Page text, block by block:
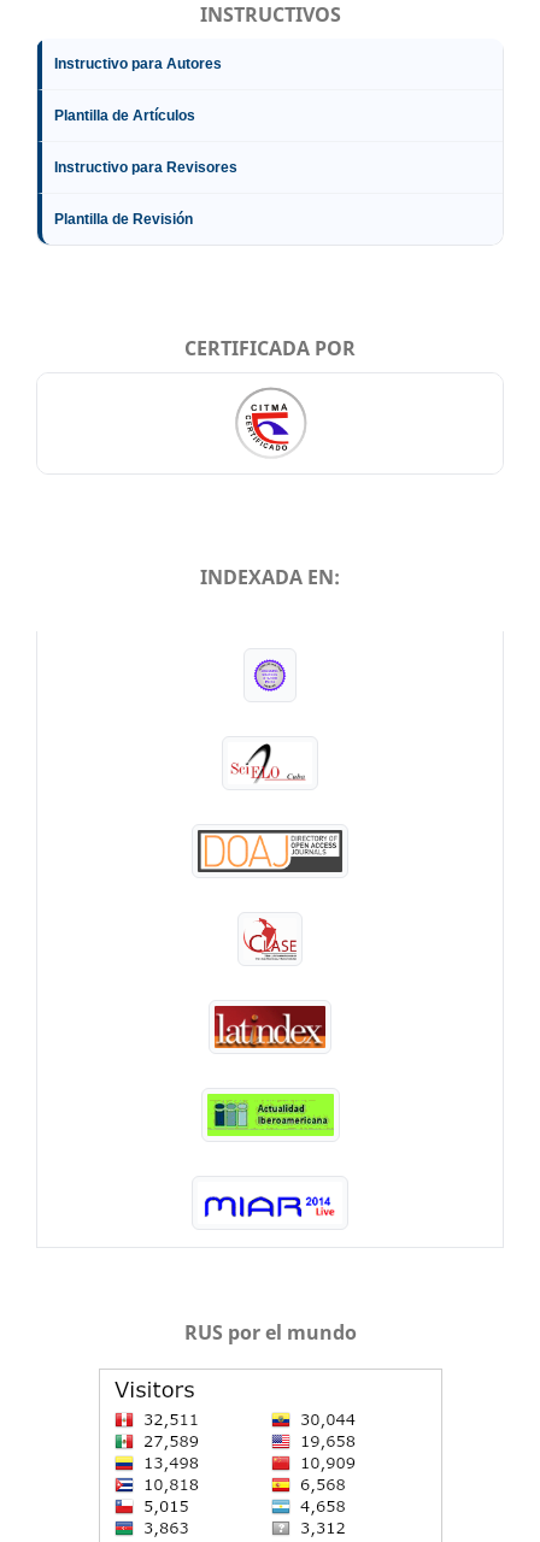
INSTRUCTIVOS
Instructivo para Autores
Plantilla de Artículos
Instructivo para Revisores
Plantilla de Revisión
CERTIFICADA POR
INDEXADA EN:
RUS por el mundo